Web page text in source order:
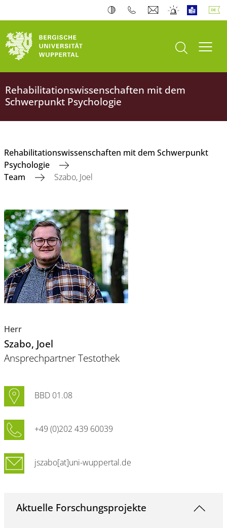
Suche öffnen
Rehabilitationswissenschaften mit dem
Schwerpunkt Psychologie
Rehabilitationswissenschaften mit dem Schwerpunkt
Psychologie
Team
Szabo, Joel
Herr
Szabo, Joel
Ansprechpartner Testothek
BBD 01.08
+49 (0)202 439 60039
jszabo[at]uni-wuppertal.de
Aktuelle Forschungsprojekte